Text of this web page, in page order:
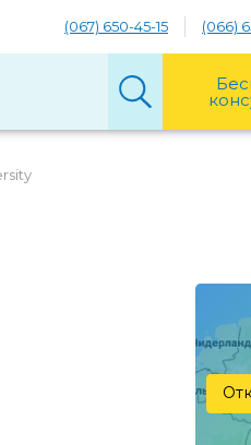
(067) 650-45-15 (066)